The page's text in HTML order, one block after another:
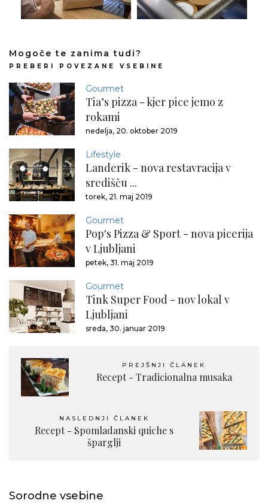
Mogoče te zanima tudi?
PREBERI POVEZANE VSEBINE
Gourmet
Tia’s pizza - kjer pice jemo z
rokami
nedelja, 20. oktober 2019
Lifestyle
Landerik - nova restavracija v
središču ...
torek, 21. maj 2019
Gourmet
Pop's Pizza & Sport - nova picerija
v Ljubljani
petek, 31. maj 2019
Gourmet
Tink Super Food - nov lokal v
Ljubljani
sreda, 30. januar 2019
PREJŠNJI ČLANEK
Recept - Tradicionalna musaka
NASLEDNJI ČLANEK
Recept - Spomladanski quiche s
šparglji
Sorodne vsebine